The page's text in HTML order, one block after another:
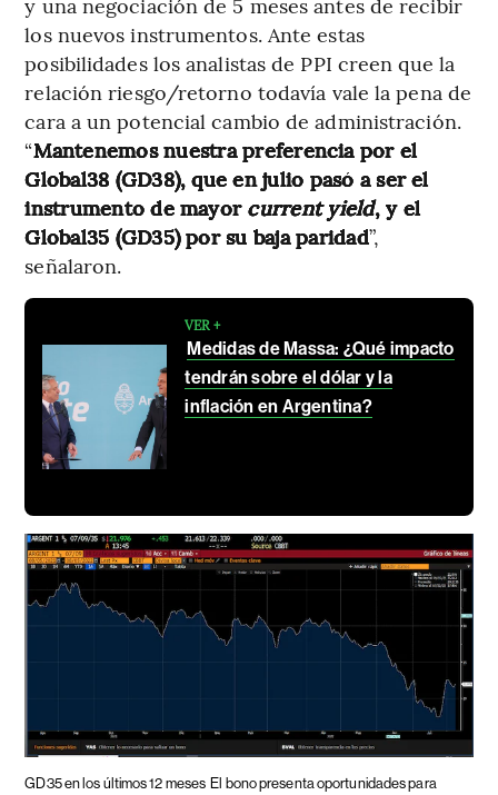
los nuevos instrumentos. Ante estas
posibilidades los analistas de PPI creen que la
relación riesgo/retorno todavía vale la pena de
cara a un potencial cambio de administración.
“Mantenemos nuestra preferencia por el
Global38 (GD38), que en julio pasó a ser el
instrumento de mayor current yield, y el
Global35 (GD35) por su baja paridad”,
señalaron.
VER +
Medidas de Massa: ¿Qué impacto
tendrán sobre el dólar y la
inflación en Argentina?
GD35 en los últimos 12 meses El bono presenta oportunidades para